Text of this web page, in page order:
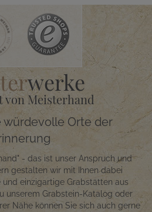
werke
von Meisterhand
würdevolle Orte der
- das ist unser Anspruch und
gestalten wir mit Ihnen dabei
einzigartige Grabstätten aus
unserem Grabstein-Katalog oder
Nähe können Sie sich auch gerne